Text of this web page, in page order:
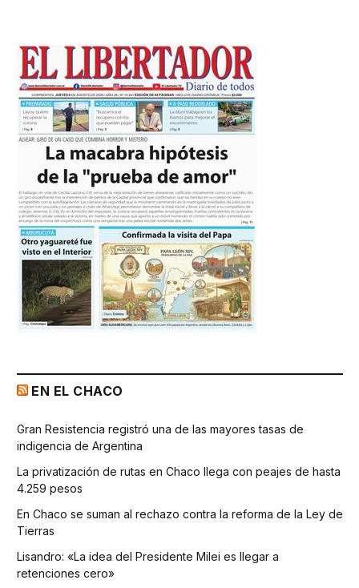
EN EL CHACO
Gran Resistencia registró una de las mayores tasas de
indigencia de Argentina
La privatización de rutas en Chaco llega con peajes de hasta
4.259 pesos
En Chaco se suman al rechazo contra la reforma de la Ley de
Tierras
Lisandro: «La idea del Presidente Milei es llegar a
retenciones cero»